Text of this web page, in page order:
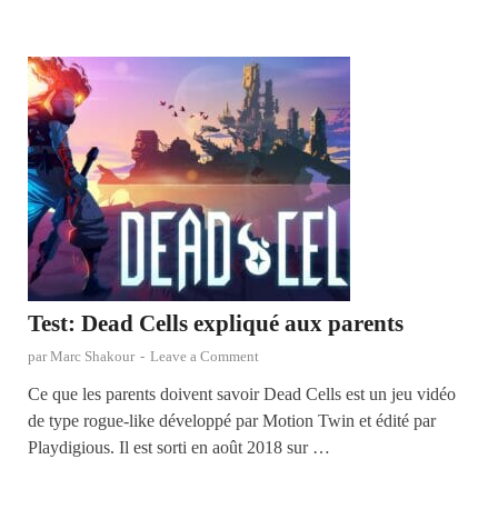
Test: Dead Cells expliqué aux parents
parMarc Shakour - Leave a Comment
Ce que les parents doivent savoir Dead Cells est un jeu vidéo
de type rogue-like développé par Motion Twin et édité par
Playdigious. Il est sorti en août 2018 sur …